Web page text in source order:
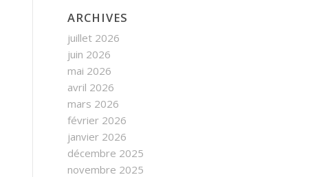
ARCHIVES
juillet 2026
juin 2026
mai 2026
avril 2026
mars 2026
février 2026
janvier 2026
décembre 2025
novembre 2025